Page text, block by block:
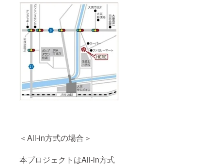
＜All-in方式の場合＞
本プロジェクトはAll-in方式